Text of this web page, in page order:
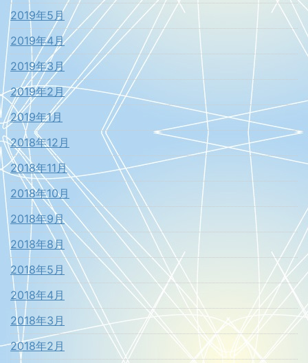
2019年5月
2019年4月
2019年3月
2019年2月
2019年1月
2018年12月
2018年11月
2018年10月
2018年9月
2018年8月
2018年5月
2018年4月
2018年3月
2018年2月